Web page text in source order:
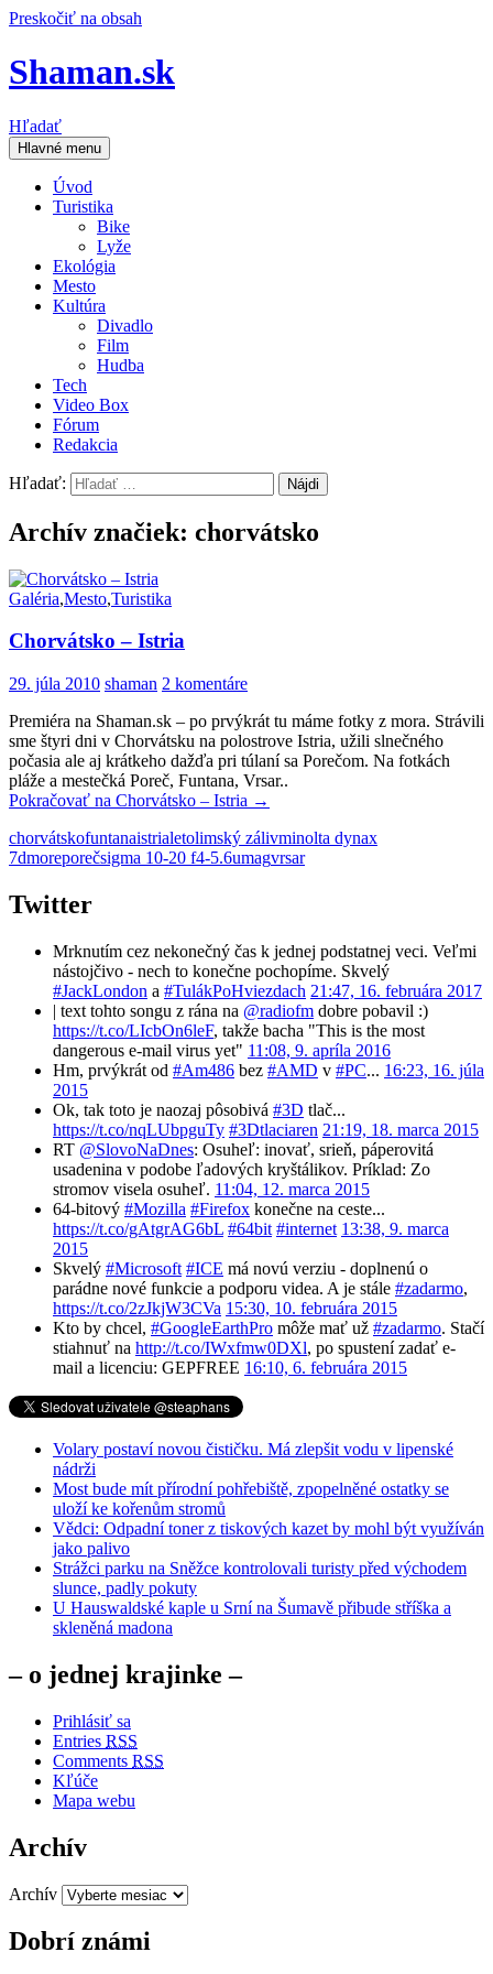
Preskočiť na obsah
Shaman.sk
Hľadať
Hlavné menu
Úvod
Turistika
Bike
Lyže
Ekológia
Mesto
Kultúra
Divadlo
Film
Hudba
Tech
Video Box
Fórum
Redakcia
Hľadať:
Archív značiek: chorvátsko
Galéria,Mesto,Turistika
Chorvátsko – Istria
29. júla 2010 shaman 2 komentáre
Premiéra na Shaman.sk – po prvýkrát tu máme fotky z mora. Strávili
sme štyri dni v Chorvátsku na polostrove Istria, užili slnečného
počasia ale aj krátkeho dažďa pri túlaní sa Porečom. Na fotkách
pláže a mestečká Poreč, Funtana, Vrsar..
Pokračovať na Chorvátsko – Istria →
chorvátskofuntanaistrialetolimský zálivminolta dynax
7dmoreporečsigma 10-20 f4-5.6umagvrsar
Twitter
Mrknutím cez nekonečný čas k jednej podstatnej veci. Veľmi
nástojčivo - nech to konečne pochopíme. Skvelý
#JackLondon a #TulákPoHviezdach 21:47, 16. februára 2017
| text tohto songu z rána na @radiofm dobre pobavil :)
https://t.co/LIcbOn6leF, takže bacha "This is the most
dangerous e-mail virus yet" 11:08, 9. apríla 2016
Hm, prvýkrát od #Am486 bez #AMD v #PC... 16:23, 16. júla
2015
Ok, tak toto je naozaj pôsobivá #3D tlač...
https://t.co/nqLUbpguTy #3Dtlaciaren 21:19, 18. marca 2015
RT @SlovoNaDnes: Osuheľ: inovať, srieň, páperovitá
usadenina v podobe ľadových kryštálikov. Príklad: Zo
stromov visela osuheľ. 11:04, 12. marca 2015
64-bitový #Mozilla #Firefox konečne na ceste...
https://t.co/gAtgrAG6bL #64bit #internet 13:38, 9. marca
2015
Skvelý #Microsoft #ICE má novú verziu - doplnenú o
parádne nové funkcie a podporu videa. A je stále #zadarmo,
https://t.co/2zJkjW3CVa 15:30, 10. februára 2015
Kto by chcel, #GoogleEarthPro môže mať už #zadarmo. Stačí
stiahnuť na http://t.co/IWxfmw0DXl, po spustení zadať e-
mail a licenciu: GEPFREE 16:10, 6. februára 2015
Volary postaví novou čističku. Má zlepšit vodu v lipenské
nádrži
Most bude mít přírodní pohřebiště, zpopelněné ostatky se
uloží ke kořenům stromů
Vědci: Odpadní toner z tiskových kazet by mohl být využíván
jako palivo
Strážci parku na Sněžce kontrolovali turisty před východem
slunce, padly pokuty
U Hauswaldské kaple u Srní na Šumavě přibude stříška a
skleněná madona
– o jednej krajinke –
Prihlásiť sa
Entries RSS
Comments RSS
Kľúče
Mapa webu
Archív
Archív
Dobrí známi